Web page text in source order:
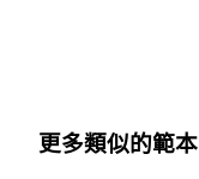
更多類似的範本